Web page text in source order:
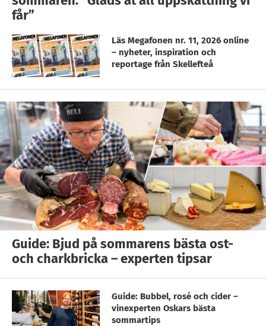
får”
Läs Megafonen nr. 11, 2026 online
– nyheter, inspiration och
reportage från Skellefteå
Guide: Bjud på sommarens bästa ost-
och charkbricka – experten tipsar
Guide: Bubbel, rosé och cider –
vinexperten Oskars bästa
sommartips